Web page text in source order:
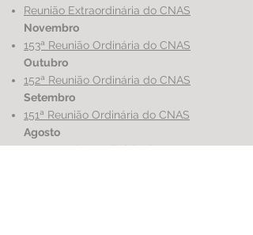
Reunião Extraordinária do CNAS
Novembro
153ª Reunião Ordinária do CNAS
Outubro
152ª Reunião Ordinária do CNAS
Setembro
151ª Reunião Ordinária do CNAS
Agosto
150ª Reunião Ordinária do CNAS